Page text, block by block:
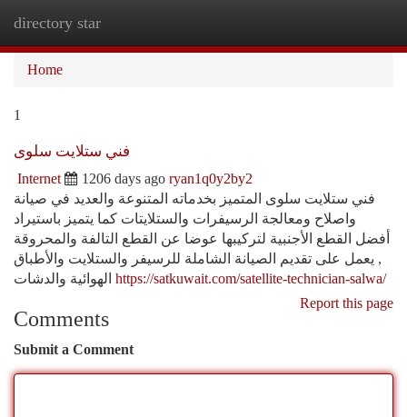
directory star
Home
1
فني ستلايت سلوى
Internet 1206 days ago ryan1q0y2by2
فني ستلايت سلوى المتميز بخدماته المتنوعة والعديد في صيانة
واصلاح ومعالجة الرسيفرات والستلايتات كما يتميز باستيراد
أفضل القطع الأجنبية لتركيبها عوضا عن القطع التالفة والمحروقة
, يعمل على تقديم الصيانة الشاملة للرسيفر والستلايت والأطباق
https://satkuwait.com/satellite-technician-salwa/
Report this page
Comments
Submit a Comment